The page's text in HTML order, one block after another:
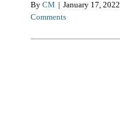
ByCM | January 17, 2022
Comments